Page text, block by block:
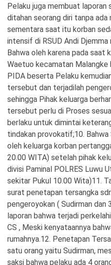
Pelaku juga membuat
ditahan seorang diri tanpa ada
sementara saat itu korban
intensif di RSUD Andi Djemma
Bahwa oleh karena pada saat
Waetuo kecamatan Malangke
PIDA beserta Pelaku
tersebut dan terjadilah
sehingga Pihak keluarga
tersebut perlu di Proses
berlaku untuk dimintai
tindakan provokatif;10.
oleh keluarga korban
20.00 WITA) setelah pihak
divisi Paminal POLRES Luwu
sekitar Pukul 10.00 Wita)11.
surat penetapan tersangka
pengeroyokan ( Sudirman dan
laporan bahwa terjadi
CS , Meski kenyataannya
rumahnya.12. Penetapan
satu orang yaitu Sudirman,
saksi bahwa pelaku ada 4